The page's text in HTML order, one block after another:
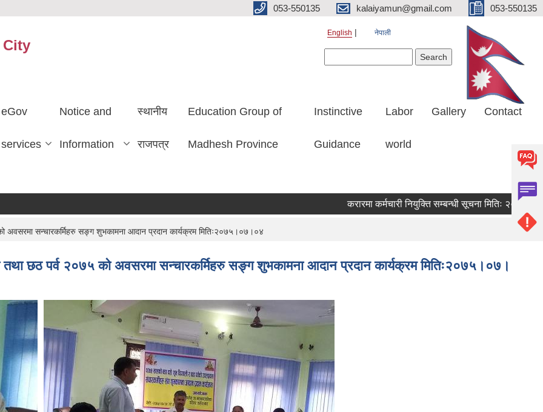
053-550135 kalaiyamun@gmail.com 053-550135
English नेपाली
eGov
services
Notice and
Information
स्थानीय
राजपत्र
Education Group of
Madhesh Province
Instinctive
Guidance
Labor
world
Gallery Contact
करारमा कर्मचारी नियुक्ति सम्बन्धी सूचना मितिः
अवसरमा सन्चारकर्मिहरु सङ्ग शुभकामना आदान प्रदान कार्यक्रम मितिः२०७५।०७।०४
तथा छठ पर्व २०७५ को अवसरमा सन्चारकर्मिहरु सङ्ग शुभकामना आदान प्रदान कार्यक्रम मितिः२०७५।०७।